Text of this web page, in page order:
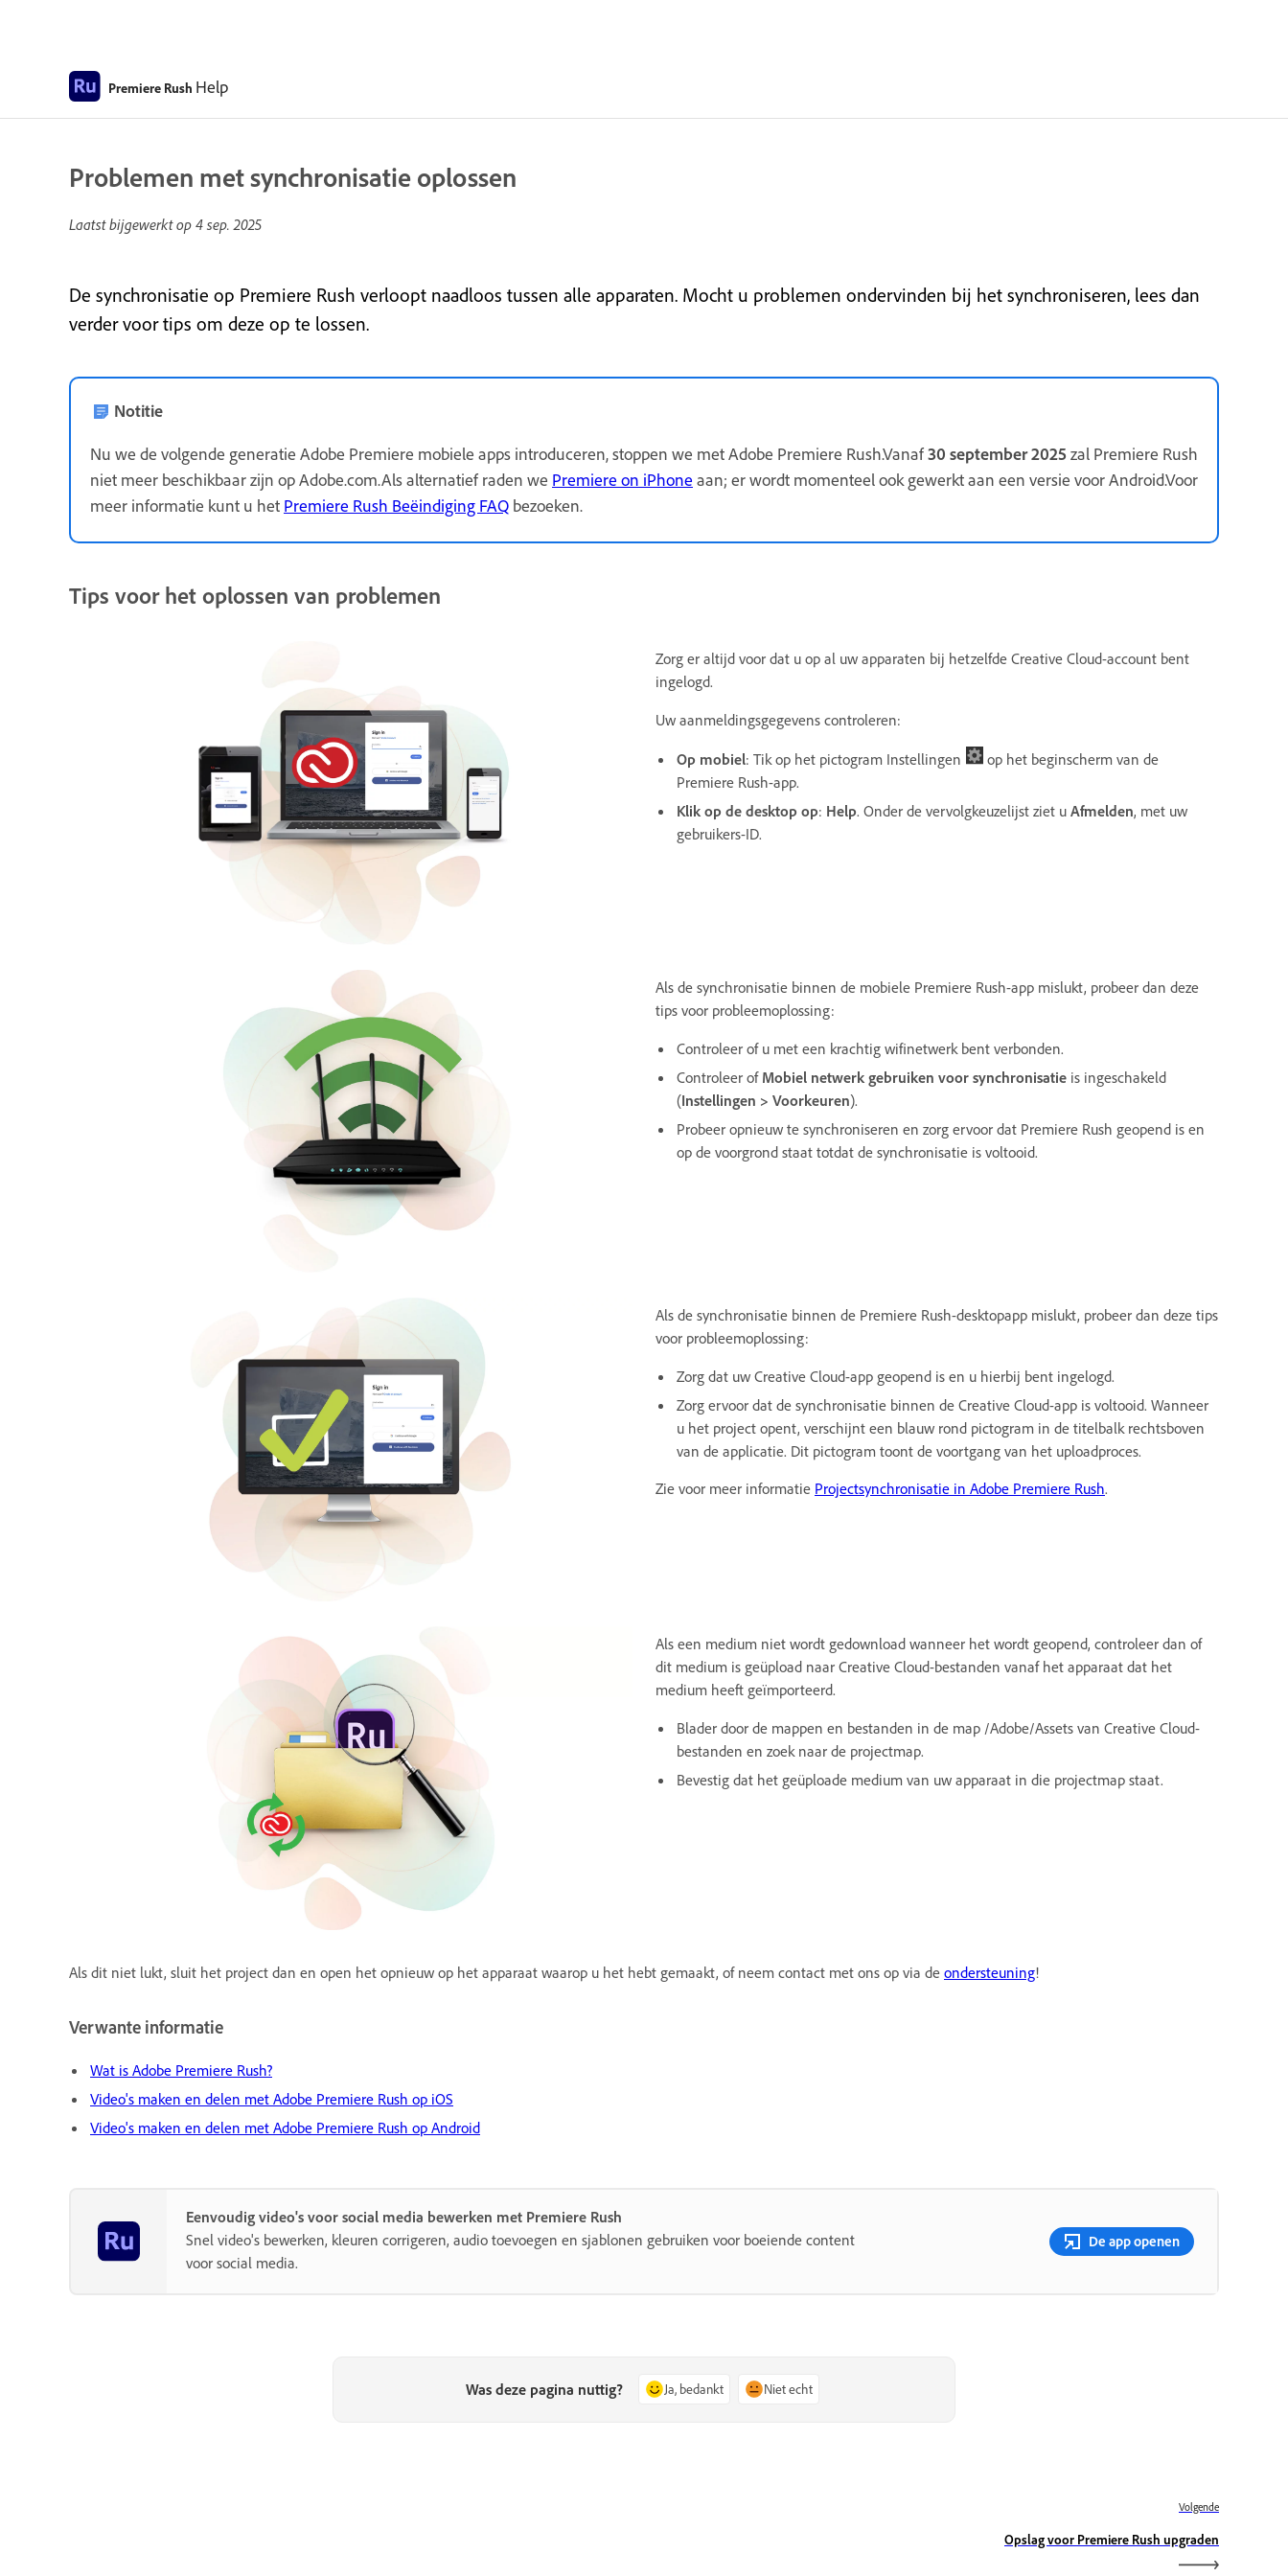
Premiere Rush Help
Problemen met synchronisatie oplossen
Laatst bijgewerkt op 4 sep. 2025
De synchronisatie op Premiere Rush verloopt naadloos tussen alle apparaten. Mocht u problemen ondervinden bij het synchroniseren, lees dan
verder voor tips om deze op te lossen.
Notitie
Nu we de volgende generatie Adobe Premiere mobiele apps introduceren, stoppen we met Adobe Premiere Rush.Vanaf30 september 2025zal Premiere Rush
niet meer beschikbaar zijn op Adobe.com.Als alternatief raden we Premiere on iPhone aan; er wordt momenteel ook gewerkt aan een versie voor Android.Voor
meer informatie kunt u het Premiere Rush Beëindiging FAQ bezoeken.
Tips voor het oplossen van problemen
Zorg er altijd voor dat u op al uw apparaten bij hetzelfde Creative Cloud-account bent
ingelogd.
Uw aanmeldingsgegevens controleren:
Op mobiel: Tik op het pictogram Instellingen
op het beginscherm van de
Premiere Rush-app.
Klik op de desktop op: Help. Onder de vervolgkeuzelijst ziet u Afmelden, met uw
gebruikers-ID.
Als de synchronisatie binnen de mobiele Premiere Rush-app mislukt, probeer dan deze
tips voor probleemoplossing:
Controleer of u met een krachtig wifinetwerk bent verbonden.
Controleer of Mobiel netwerk gebruiken voor synchronisatie is ingeschakeld
(Instellingen > Voorkeuren).
Probeer opnieuw te synchroniseren en zorg ervoor dat Premiere Rush geopend is en
op de voorgrond staat totdat de synchronisatie is voltooid.
Als de synchronisatie binnen de Premiere Rush-desktopapp mislukt, probeer dan deze tips
voor probleemoplossing:
Zorg dat uw Creative Cloud-app geopend is en u hierbij bent ingelogd.
Zorg ervoor dat de synchronisatie binnen de Creative Cloud-app is voltooid. Wanneer
u het project opent, verschijnt een blauw rond pictogram in de titelbalk rechtsboven
van de applicatie. Dit pictogram toont de voortgang van het uploadproces.
Zie voor meer informatie Projectsynchronisatie in Adobe Premiere Rush.
Als een medium niet wordt gedownload wanneer het wordt geopend, controleer dan of
dit medium is geüpload naar Creative Cloud-bestanden vanaf het apparaat dat het
medium heeft geïmporteerd.
Blader door de mappen en bestanden in de map /Adobe/Assets van Creative Cloud-
bestanden en zoek naar de projectmap.
Bevestig dat het geüploade medium van uw apparaat in die projectmap staat.
Als dit niet lukt, sluit het project dan en open het opnieuw op het apparaat waarop u het hebt gemaakt, of neem contact met ons op via de ondersteuning!
Verwante informatie
Wat is Adobe Premiere Rush?
Video's maken en delen met Adobe Premiere Rush op iOS
Video's maken en delen met Adobe Premiere Rush op Android
Eenvoudig video's voor social media bewerken met Premiere Rush
Snel video's bewerken, kleuren corrigeren, audio toevoegen en sjablonen gebruiken voor boeiende content
voor social media.
De app openen
Was deze pagina nuttig? Ja, bedankt Niet echt
Volgende
Opslag voor Premiere Rush upgraden